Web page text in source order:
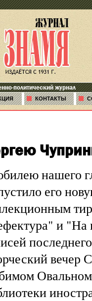
политический журнал
КОНТАКТЫ
нашего
его
и "На
вечер
Овальном